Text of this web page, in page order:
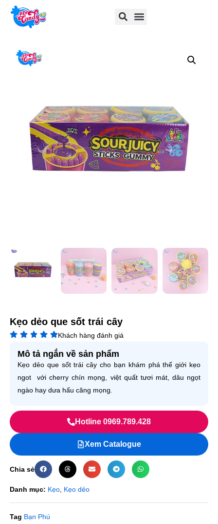
Kẹo dẻo que sốt trái cây
Khách hàng đánh giá
Mô tả ngắn về sản phẩm
Kẹo dẻo que sốt trái cây cho bạn khám phá thế giới kẹo
ngot với cherry chín mọng, việt quất tươi mát, dâu ngọt
ngào hay dưa hấu căng mọng.
Hotline 0969.789.428
Xem Catalogue
Chia sẻ
Danh mục: Kẹo Kẹo dẻo
Tag Bạn Phú